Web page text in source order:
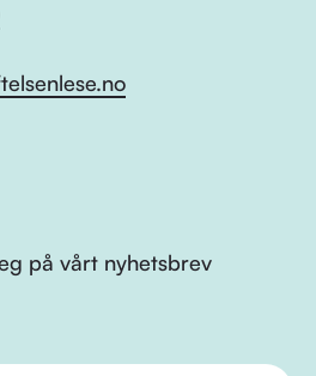
på vårt nyhetsbrev